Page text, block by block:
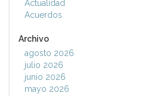
Actualidad
Acuerdos
Archivo
agosto 2026
julio 2026
junio 2026
mayo 2026